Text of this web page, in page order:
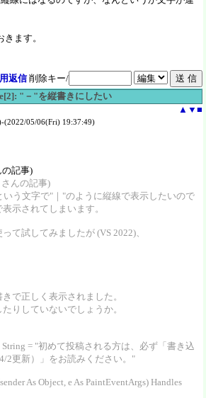
ます。
返信 削除キー/
"－"を縦書きにしたい
▲ ▼ ■
(2022/05/06(Fri) 19:37:49)
の記事)
んの記事)
う文字で"｜"のように縦線で表示したいので
示されてしまいます。
て試してみましたが (VS 2022)、
で正しく表示されました。
りしていないでしょうか。
String = "初めて投稿される方は、必ず「書き込
2更新）」をお読みください。"
As Object, e As PaintEventArgs) Handles